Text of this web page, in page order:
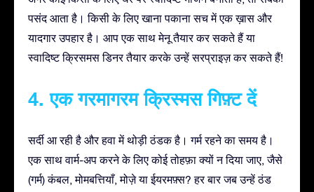
पसंद आता है। किसी के लिए खाना पकाना सच में एक ख़ास और
यादगार उपहार है। आप एक साथ मेनू तैयार कर सकते हैं या
स्वादिष्ट क्रिसमस डिनर तैयार करके उन्हें सरप्राइज़ कर सकते हैं!
4. एक गरमागरम क्रिस्मस गिफ़्ट दें
सर्दी आ रही है और हवा में थोड़ी ठंडक है। गर्म रहने का समय है।
एक साथ वार्म-अप करने के लिए कोई तोहफ़ा क्यों न दिया जाए, जैसे
(गर्म) कंबल, मोमबत्तियाँ, मोज़े या ईयरमफ़्स? हर बार जब उन्हें ठंड